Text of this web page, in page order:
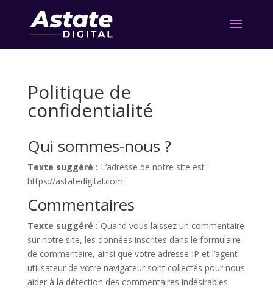
Politique de
confidentialité
Qui sommes-nous ?
Texte suggéré : L’adresse de notre site est :
https://astatedigital.com.
Commentaires
Texte suggéré : Quand vous laissez un commentaire
sur notre site, les données inscrites dans le formulaire
de commentaire, ainsi que votre adresse IP et l’agent
utilisateur de votre navigateur sont collectés pour nous
aider à la détection des commentaires indésirables.